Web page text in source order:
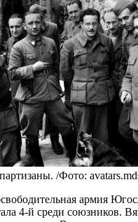
/Фото:
армия
4-й среди союзников.